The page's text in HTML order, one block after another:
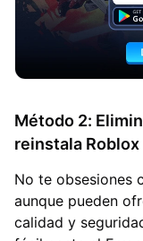
Método 2:
reinstala Roblox
No te obsesiones
aunque pueden
calidad y